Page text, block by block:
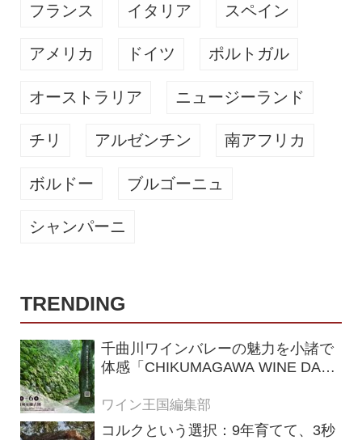
フランス イタリア スペイン
アメリカ ドイツ ポルトガル
オーストラリア ニュージーランド
チリ アルゼンチン 南アフリカ
ボルドー ブルゴーニュ
シャンパーニ
TRENDING
千曲川ワインバレーの魅力を小諸で
体感「CHIKUMAGAWA WINE DAYS
ワイン王国編集部
コルクという選択：9年育てて、3秒